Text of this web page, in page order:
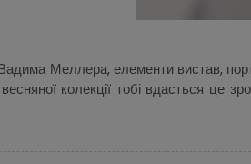
Меллера, елементи вистав,
колекції тобі вдасться це